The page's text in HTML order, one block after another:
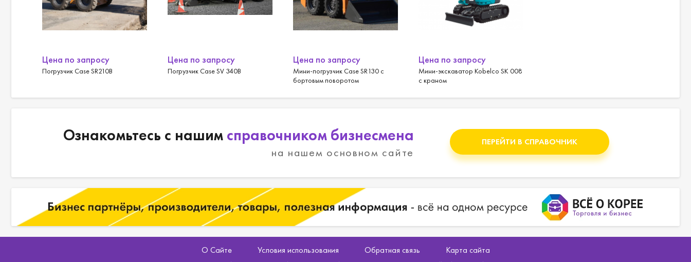
Цена по запросу
Погрузчик Case SR210B
Цена по запросу
Погрузчик Case SV 340B
Цена по запросу
Мини-погрузчик Case SR130 с
бортовым поворотом
Цена по запросу
Мини-экскаватор Kobelco SK 008
с краном
Ознакомьтесь с нашим справочником бизнесмена
на нашем основном сайте
ПЕРЕЙТИ В СПРАВОЧНИК
О Сайте Условия использования Обратная связь Карта сайта